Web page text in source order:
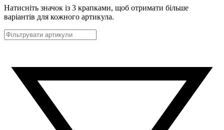
Натисніть значок із 3 крапками, щоб отримати більше
варіантів для кожного артикула.